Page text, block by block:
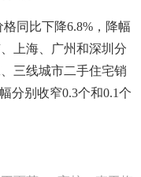
同比下降6.8%，降幅
上海、广州和深圳分
三线城市二手住宅销
分别收窄0.3个和0.1个